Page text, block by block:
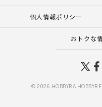
個人情報ポリシー
おトクな
© 2026 HOBBYRA